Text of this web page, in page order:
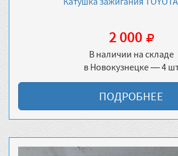
2 000
В наличии на складе
в Новокузнецке — 4
ПОДРОБНЕЕ